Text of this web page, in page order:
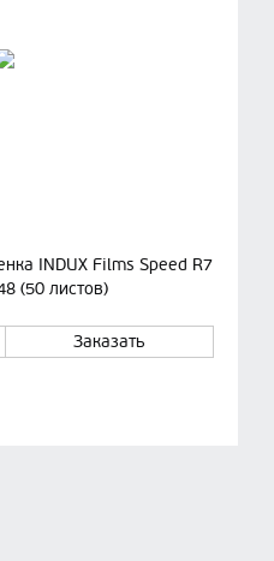
INDUX Films Speed R7
(50 листов)
Заказать